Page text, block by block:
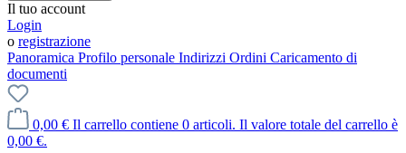
Il tuo account
Login
o registrazione
Panoramica Profilo personale Indirizzi Ordini Caricamento di
documenti
0,00 € Il carrello contiene 0 articoli. Il valore totale del carrello è
0,00 €.